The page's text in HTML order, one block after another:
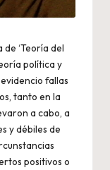
‘Teoría del
política y
fallas
tanto en la
a cabo, a
y débiles de
positivos o